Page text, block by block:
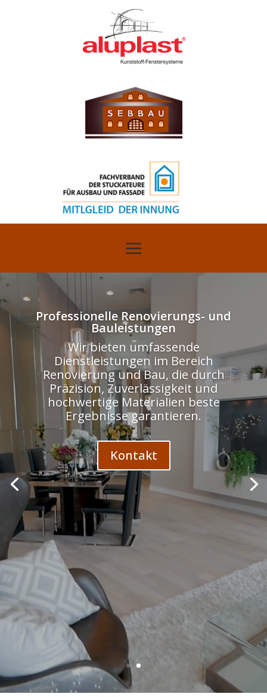
Professionelle Renovierungs- und
Bauleistungen
Wir bieten umfassende
Dienstleistungen im Bereich
Renovierung und Bau, die durch
Präzision, Zuverlässigkeit und
hochwertige Materialien beste
Ergebnisse garantieren.
Kontakt
video